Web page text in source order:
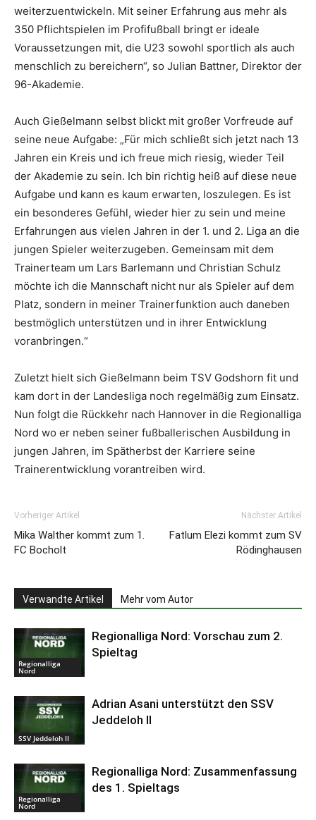
weiterzuentwickeln. Mit seiner Erfahrung aus mehr als
350 Pflichtspielen im Profifußball bringt er ideale
Voraussetzungen mit, die U23 sowohl sportlich als auch
menschlich zu bereichern“, so Julian Battner, Direktor der
96-Akademie.
Auch Gießelmann selbst blickt mit großer Vorfreude auf
seine neue Aufgabe: „Für mich schließt sich jetzt nach 13
Jahren ein Kreis und ich freue mich riesig, wieder Teil
der Akademie zu sein. Ich bin richtig heiß auf diese neue
Aufgabe und kann es kaum erwarten, loszulegen. Es ist
ein besonderes Gefühl, wieder hier zu sein und meine
Erfahrungen aus vielen Jahren in der 1. und 2. Liga an die
jungen Spieler weiterzugeben. Gemeinsam mit dem
Trainerteam um Lars Barlemann und Christian Schulz
möchte ich die Mannschaft nicht nur als Spieler auf dem
Platz, sondern in meiner Trainerfunktion auch daneben
bestmöglich unterstützen und in ihrer Entwicklung
voranbringen.“
Zuletzt hielt sich Gießelmann beim TSV Godshorn fit und
kam dort in der Landesliga noch regelmäßig zum Einsatz.
Nun folgt die Rückkehr nach Hannover in die Regionalliga
Nord wo er neben seiner fußballerischen Ausbildung in
jungen Jahren, im Spätherbst der Karriere seine
Trainerentwicklung vorantreiben wird.
Vorheriger Artikel
Mika Walther kommt zum 1.
FC Bocholt
Nächster Artikel
Fatlum Elezi kommt zum SV
Rödinghausen
Verwandte Artikel Mehr vom Autor
Regionalliga
Nord
Regionalliga Nord: Vorschau zum 2.
Spieltag
SSV Jeddeloh II
Adrian Asani unterstützt den SSV
Jeddeloh II
Regionalliga
Nord
Regionalliga Nord: Zusammenfassung
des 1. Spieltags